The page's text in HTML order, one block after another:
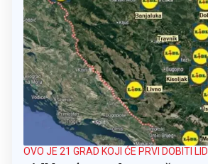
OVO JE 21 GRAD KOJI ĆE PRVI DOBITI